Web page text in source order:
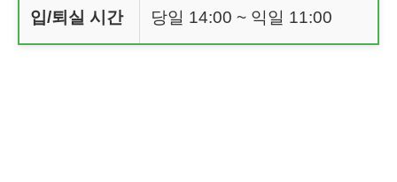
입/퇴실 시간 당일 14:00 ~ 익일 11:00